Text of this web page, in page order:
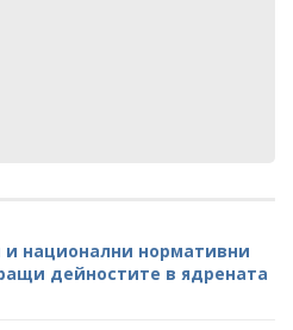
национални нормативни
дейностите в ядрената